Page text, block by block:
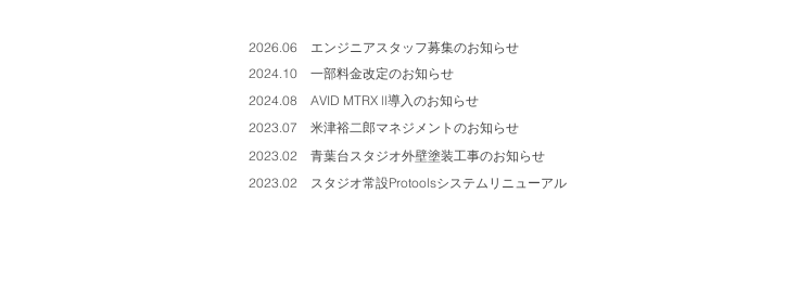
2026.06 エンジニアスタッフ募集のお知らせ
2024.10 一部料金改定のお知らせ
2024.08 AVID MTRX ll導入のお知らせ
2023.07 米津裕二郎マネジメントのお知らせ
2023.02 青葉台スタジオ外壁塗装工事のお知らせ
2023.02 スタジオ常設Protoolsシステムリニューアル